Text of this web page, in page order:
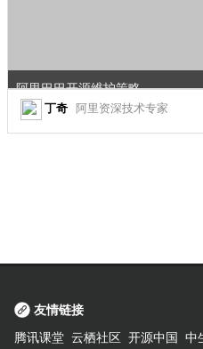
阿里巴巴开源维护策略
丁奇 阿里资深技术专家
友情链接
腾讯课堂 云栖社区 开源中国 中